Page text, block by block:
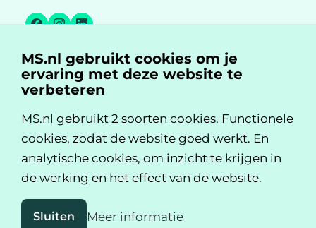
Facebook
Instagram
LinkedIn
MS.nl is een initiatief van:
MS.nl gebruikt cookies om je
ervaring met deze website te
verbeteren
MS.nl gebruikt 2 soorten cookies. Functionele
cookies, zodat de website goed werkt. En
analytische cookies, om inzicht te krijgen in
de werking en het effect van de website.
Sluiten Meer informatie